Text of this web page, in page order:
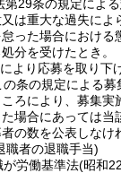
第29条の規定によ
は重大な過失によ
った場合における
分を受けたとき。
より応募を取り下
条の規定による募
ろにより、募集実
場合にあっては当
の数を公表しなけ
職者の退職手当)
が労働基準法(昭和